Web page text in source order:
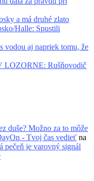
a má druhé zlato
Halle: Spustili
vodou aj napriek tomu, že
Rušňovodič
duše? Možno za to môže
- Tvoj čas vedieť na
je varovný signál